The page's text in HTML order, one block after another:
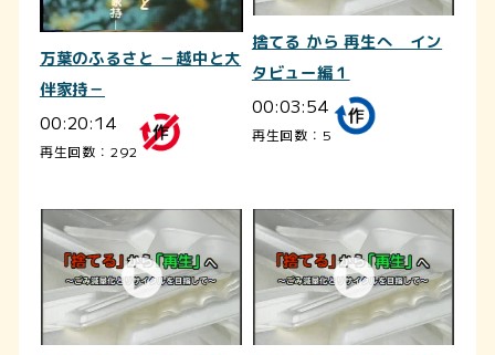
万葉のふるさと －越中と大
伴家持－
00:20:14
再生回数：292
捨てる から 再生へ イン
タビュー編１
00:03:54
再生回数：5